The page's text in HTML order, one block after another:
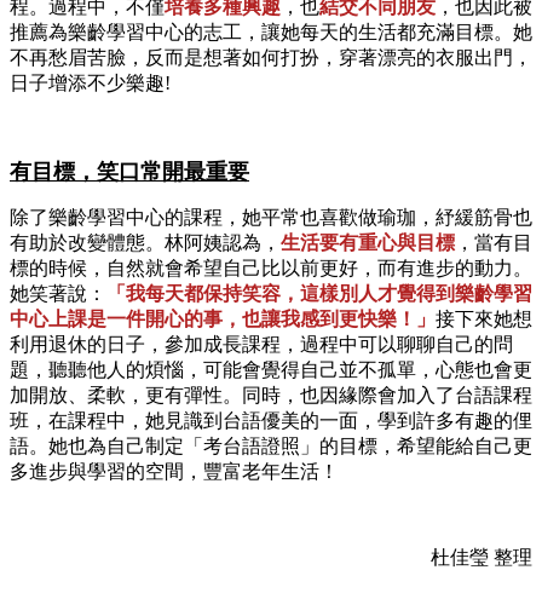
程。過程中，不僅培養多種興趣 ，也結交不同朋友 ，也因此被
推薦為樂齡學習中心的志工，讓她每天的生活都充滿目標。她
不再愁眉苦臉，反而是想著如何打扮，穿著漂亮的衣服出門，
日子增添不少樂趣!
有目標，笑口常開最重要
除了樂齡學習中心的課程，她平常也喜歡做瑜珈，紓緩筋骨也
有助於改變體態。林阿姨認為， 生活要有重心與目標 ，當有目
標的時候，自然就會希望自己比以前更好，而有進步的動力。
她笑著說：
「我每天都保持笑容，這樣別人才覺得到樂齡學習
中心上課是一件開心的事，也讓我感到更快樂！」 接下來她想
利用退休的日子，參加成長課程，過程中可以聊聊自己的問
題，聽聽他人的煩惱，可能會覺得自己並不孤單，心態也會更
加開放、柔軟，更有彈性。同時，也因緣際會加入了台語課程
班，在課程中，她見識到台語優美的一面，學到許多有趣的俚
語。她也為自己制定「考台語證照」的目標，希望能給自己更
多進步與學習的空間，豐富老年生活！
杜佳瑩 整理